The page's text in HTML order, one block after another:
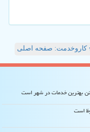
کاروخدمت: صفحه اصلی
بهترین خدمات در شهر است